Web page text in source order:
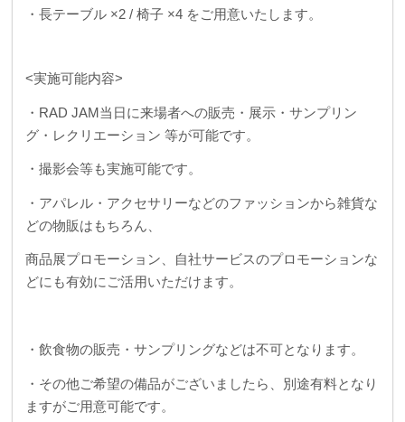
・長テーブル ×2 / 椅子 ×4 をご用意いたします。
<実施可能内容>
・RAD JAM当日に来場者への販売・展示・サンプリン
グ・レクリエーション 等が可能です。
・撮影会等も実施可能です。
・アパレル・アクセサリーなどのファッションから雑貨な
どの物販はもちろん、
商品展プロモーション、自社サービスのプロモーションな
どにも有効にご活用いただけます。
・飲食物の販売・サンプリングなどは不可となります。
・その他ご希望の備品がございましたら、別途有料となり
ますがご用意可能です。